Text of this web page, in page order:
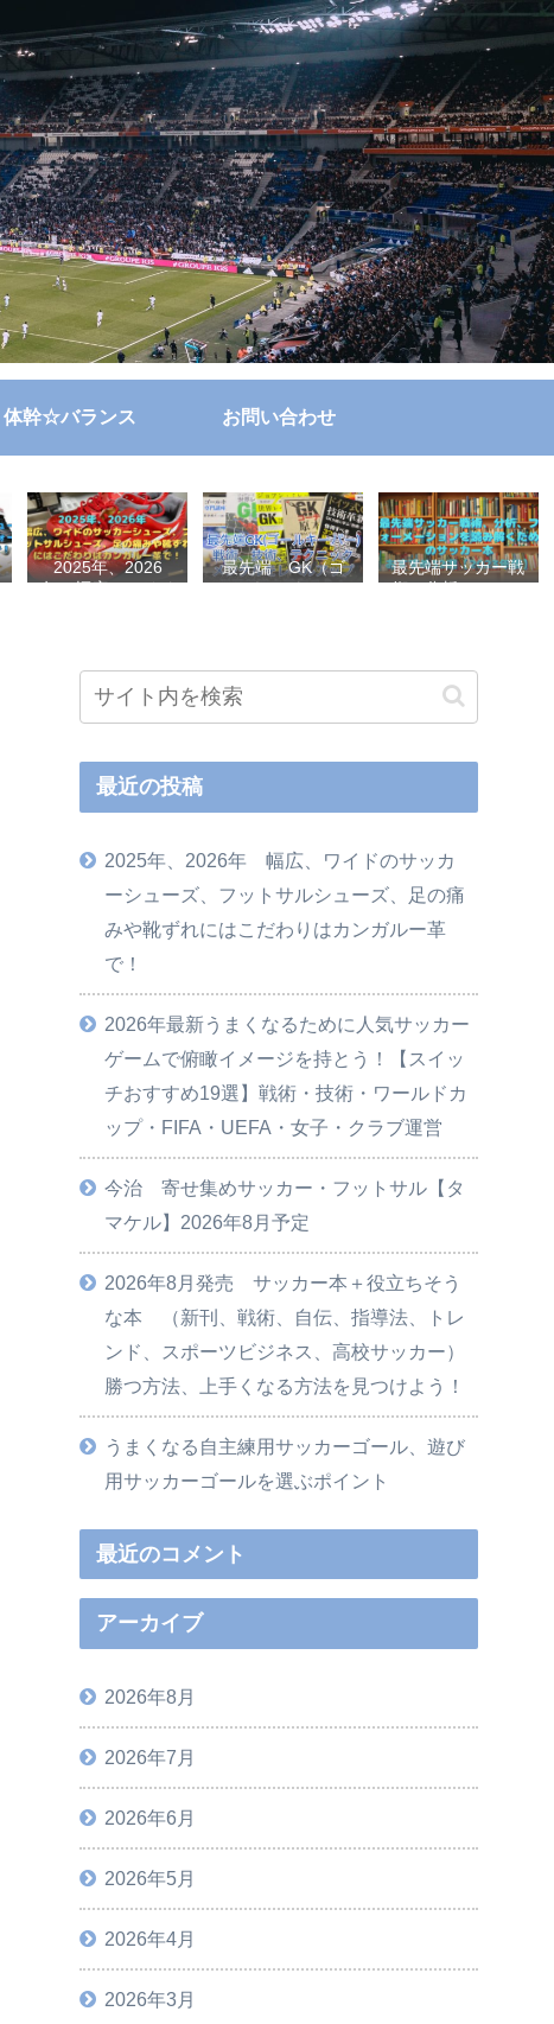
体幹☆バランス お問い合わせ
2025年、2026
年 幅広、ワイド
や靴ずれにはこだ
わりはカンガルー
革で！
最先端 GK（ゴ
ールキーパー）
世界基準へ 練習
メニューなど選
最先端サッカー戦
術、分析、フォー
【2023年版】
最近の投稿
2025年、2026年 幅広、ワイドのサッカ
ーシューズ、フットサルシューズ、足の痛
みや靴ずれにはこだわりはカンガルー革
で！
2026年最新うまくなるために人気サッカー
ゲームで俯瞰イメージを持とう！【スイッ
チおすすめ19選】戦術・技術・ワールドカ
ップ・FIFA・UEFA・女子・クラブ運営
今治 寄せ集めサッカー・フットサル【タ
マケル】2026年8月予定
2026年8月発売 サッカー本＋役立ちそう
な本 （新刊、戦術、自伝、指導法、トレ
ンド、スポーツビジネス、高校サッカー）
勝つ方法、上手くなる方法を見つけよう！
うまくなる自主練用サッカーゴール、遊び
用サッカーゴールを選ぶポイント
最近のコメント
アーカイブ
2026年8月
2026年7月
2026年6月
2026年5月
2026年4月
2026年3月